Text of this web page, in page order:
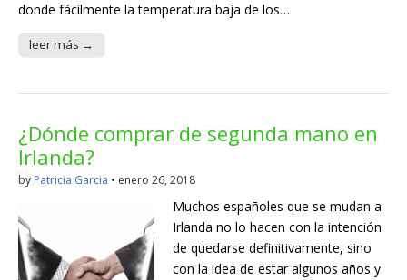
donde fácilmente la temperatura baja de los…
leer más →
¿Dónde comprar de segunda mano en
Irlanda?
by Patricia Garcia • enero 26, 2018
Muchos españoles que se mudan a
Irlanda no lo hacen con la intención
de quedarse definitivamente, sino
con la idea de estar algunos años y